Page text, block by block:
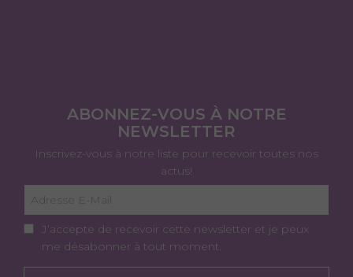
ABONNEZ-VOUS À NOTRE
NEWSLETTER
Inscrivez-vous à notre liste pour recevoir toutes nos
actus!
J’accepte de recevoir cette newsletter et je peux
me désabonner à tout moment.